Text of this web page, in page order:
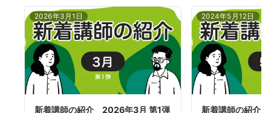
2026年3月1日
新着講師の紹介 2026年3月 第1弾
2024年5月12日
新着講師の紹介